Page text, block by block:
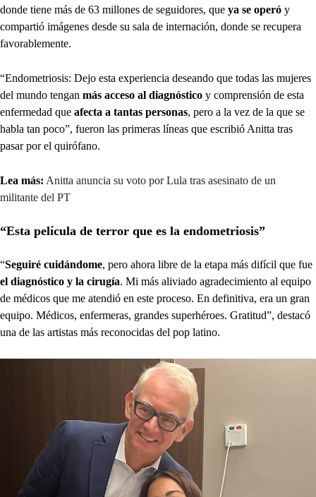
donde tiene más de 63 millones de seguidores, que ya se operó y
compartió imágenes desde su sala de internación, donde se recupera
favorablemente.
“Endometriosis: Dejo esta experiencia deseando que todas las mujeres
del mundo tengan más acceso al diagnóstico y comprensión de esta
enfermedad que afecta a tantas personas, pero a la vez de la que se
habla tan poco”, fueron las primeras líneas que escribió Anitta tras
pasar por el quirófano.
Lea más: Anitta anuncia su voto por Lula tras asesinato de un
militante del PT
“Esta película de terror que es la endometriosis”
“Seguiré cuidándome, pero ahora libre de la etapa más difícil que fue
el diagnóstico y la cirugía. Mi más aliviado agradecimiento al equipo
de médicos que me atendió en este proceso. En definitiva, era un gran
equipo. Médicos, enfermeras, grandes superhéroes. Gratitud”, destacó
una de las artistas más reconocidas del pop latino.